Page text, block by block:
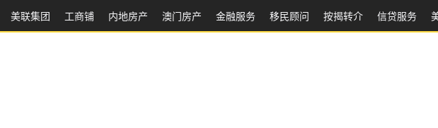
美联集团 工商铺 内地房产 澳⻔房产 金融服务 移民顾问 按揭转介 信贷服务